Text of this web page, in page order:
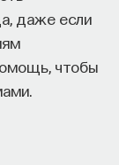
даже если
чтобы